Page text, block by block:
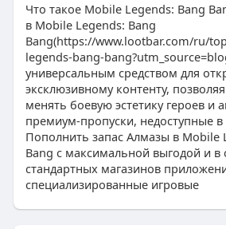
Что такое Mobile Legends: Bang
в Mobile Legends: Bang
Bang(https://www.lootbar.com/ru/
legends-bang-
универсальным средством для
эксклюзивному контенту,
менять боевую эстетику героев и
премиум-пропуски, недоступные
Пополнить запас Алмазы в Mobile
Bang с максимальной выгодой и в
стандартных магазинов
специализированные игровые